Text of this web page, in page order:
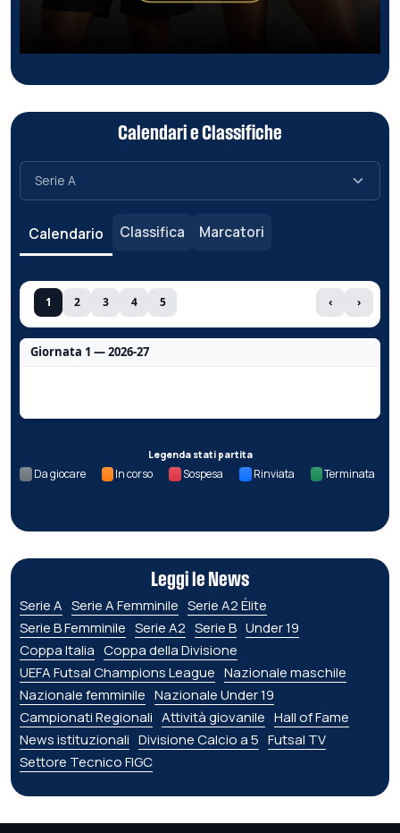
Calendari e Classifiche
Calendario Classifica Marcatori
1 2 3 4 5 ‹ ›
Giornata 1 — 2026-27
Legenda stati partita
Da giocare In corso Sospesa Rinviata Terminata
Leggi le News
Serie A Serie A Femminile Serie A2 Élite
Serie B Femminile Serie A2 Serie B Under 19
Coppa Italia Coppa della Divisione
UEFA Futsal Champions League Nazionale maschile
Nazionale femminile Nazionale Under 19
Campionati Regionali Attività giovanile Hall of Fame
News istituzionali Divisione Calcio a 5 Futsal TV
Settore Tecnico FIGC